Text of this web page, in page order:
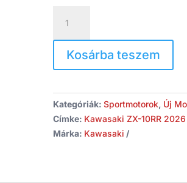
10RR
2026
mennyiség
Kosárba teszem
Kategóriák:Sportmotorok, Új
Címke: Kawasaki ZX-10RR 2026
Márka: Kawasaki